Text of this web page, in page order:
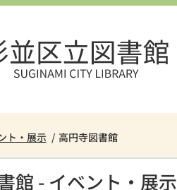
ト・展示 高円寺図書館
館 - イベント・展示